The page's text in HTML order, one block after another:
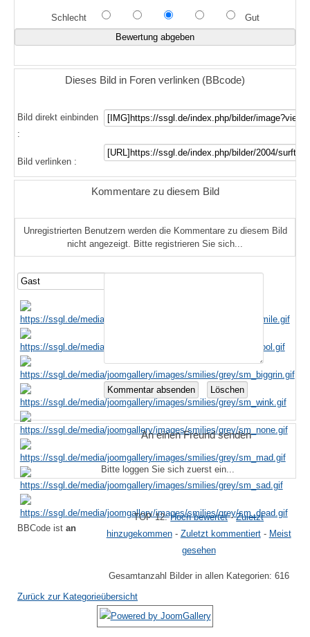
Schlecht Gut
Dieses Bild in Foren verlinken (BBcode)
Bild direkt einbinden
:
Bild verlinken :
Kommentare zu diesem Bild
Unregistrierten Benutzern werden die Kommentare zu diesem Bild
nicht angezeigt. Bitte registrieren Sie sich...
BBCode ist an
An einen Freund senden
Bitte loggen Sie sich zuerst ein...
TOP 12:Hoch bewertet-Zuletzt
hinzugekommen- Zuletzt kommentiert- Meist
gesehen
Gesamtanzahl Bilder in allen Kategorien: 616
Zurück zur Kategorieübersicht